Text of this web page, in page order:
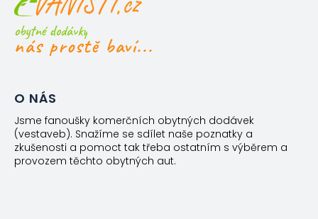
obytné dodávky
nás prostě baví...
O NÁS
Jsme fanoušky komerčních obytných dodávek
(vestaveb). Snažíme se sdílet naše poznatky a
zkušenosti a pomoct tak třeba ostatním s výběrem a
provozem těchto obytných aut.